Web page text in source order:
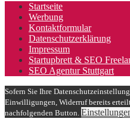
Startseite
Werbung
Kontaktformular
Datenschutzerklärung
Impressum
Startupbrett & SEO
SEO Agentur Stuttgart
Sofern Sie Ihre
Einwilligungen, Widerruf bereits
nachfolgenden Button.